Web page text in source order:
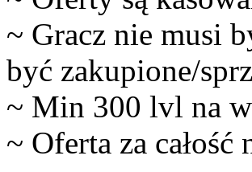
~ Gracz nie musi
być zakupione/
~ Min 300 lvl na
~ Oferta za